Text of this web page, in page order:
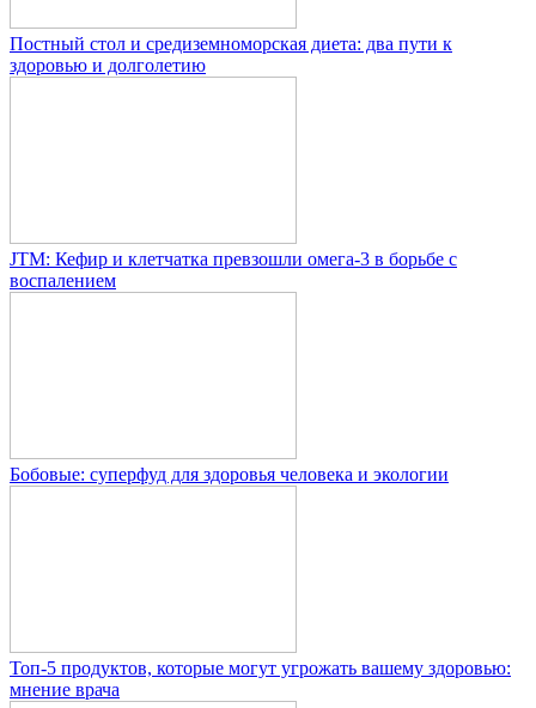
Постный стол и средиземноморская диета: два пути к
здоровью и долголетию
JTM: Кефир и клетчатка превзошли омега-3 в борьбе с
воспалением
Бобовые: суперфуд для здоровья человека и экологии
Топ-5 продуктов, которые могут угрожать вашему здоровью:
мнение врача